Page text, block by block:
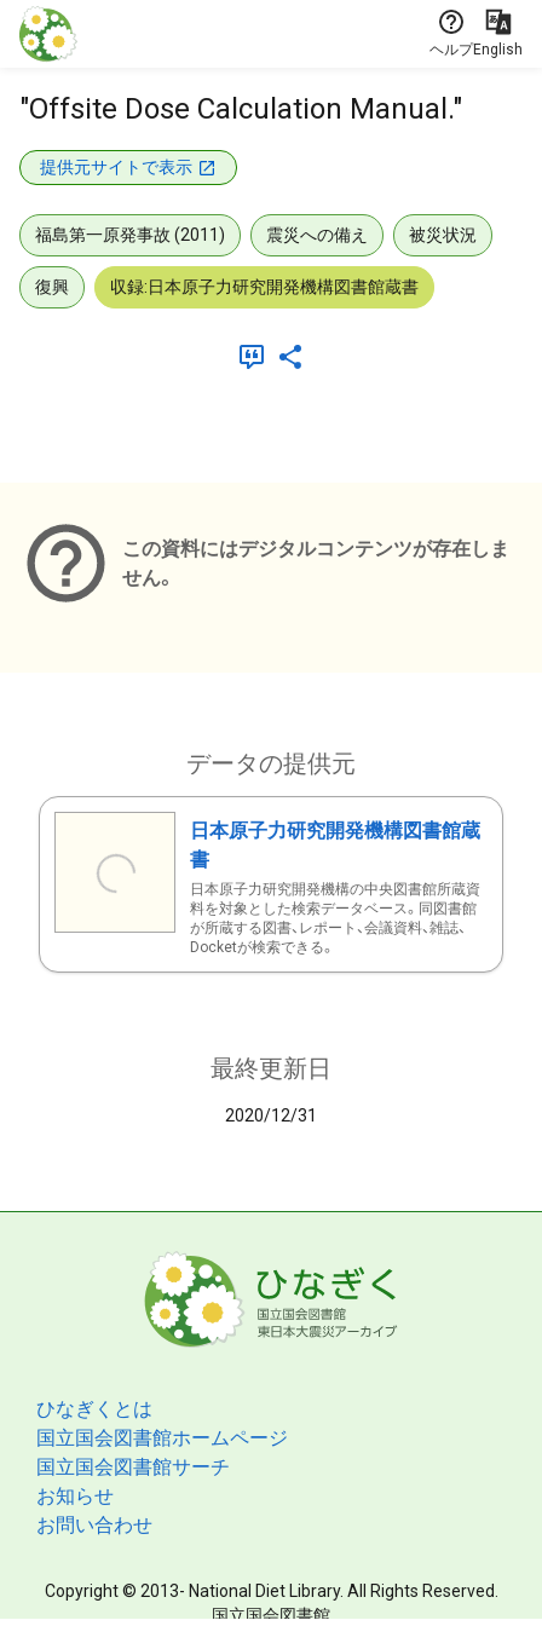
本文に飛ぶ
ヘルプEnglish
"Offsite Dose Calculation Manual."
提供元サイトで表示
福島第一原発事故 (2011) 震災への備え 被災状況
復興 収録:日本原子力研究開発機構図書館蔵書
この資料にはデジタルコンテンツが存在しま
せん。
データの提供元
日本原子力研究開発機構図書館蔵
書
日本原子力研究開発機構の中央図書館所蔵資
料を対象とした検索データベース。同図書館
が所蔵する図書、レポート、会議資料、雑誌、
Docketが検索できる。
最終更新日
2020/12/31
ひなぎくとは
国立国会図書館ホームページ
国立国会図書館サーチ
お知らせ
お問い合わせ
Copyright © 2013- National Diet Library. All Rights Reserved.